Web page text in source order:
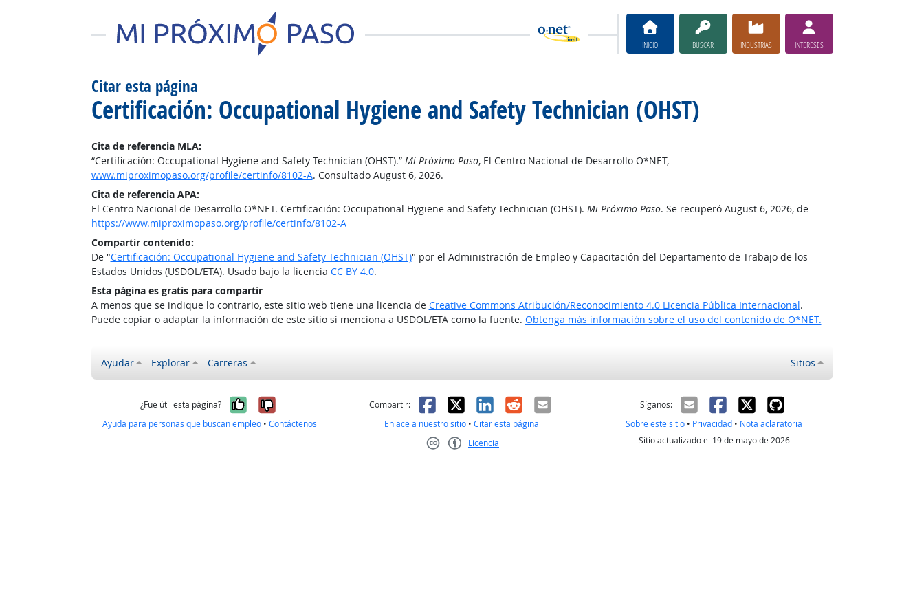
INICIO BUSCAR INDUSTRIAS INTERESES
Citar esta página
Certificación: Occupational Hygiene and Safety Technician (OHST)
Cita de referencia MLA:
“Certificación: Occupational Hygiene and Safety Technician (OHST).” Mi Próximo Paso, El Centro Nacional de Desarrollo O*NET,
www.miproximopaso.org/profile/certinfo/8102-A. Consultado August 6, 2026.
Cita de referencia APA:
El Centro Nacional de Desarrollo O*NET. Certificación: Occupational Hygiene and Safety Technician (OHST). Mi Próximo Paso. Se recuperó August 6, 2026, de
https://www.miproximopaso.org/profile/certinfo/8102-A
Compartir contenido:
De "Certificación: Occupational Hygiene and Safety Technician (OHST)" por el Administración de Empleo y Capacitación del Departamento de Trabajo de los
Estados Unidos (USDOL/ETA). Usado bajo la licencia CC BY 4.0.
Esta página es gratis para compartir
A menos que se indique lo contrario, este sitio web tiene una licencia de Creative Commons Atribución/Reconocimiento 4.0 Licencia Pública Internacional.
Puede copiar o adaptar la información de este sitio si menciona a USDOL/ETA como la fuente. Obtenga más información sobre el uso del contenido de O*NET.
Ayudar Explorar Carreras Sitios
¿Fue útil esta página? Sí, fue útil
No, no fue útil
Ayuda para personas que buscan empleo •Contáctenos
Compartir: Facebook
X LinkedIn
RedditCorreo electrónico
Enlace a nuestro sitio •Citar esta página
Licencia
Síganos:
Sobre este sitio • Privacidad • Nota aclaratoria
Sitio actualizado el 19 de mayo de 2026